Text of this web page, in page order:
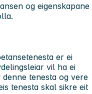
og eigenskapane
er ei
vil ha ei
tenesta og vere
tenesta skal sikre eit